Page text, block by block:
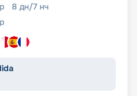
8 дн/7 нч